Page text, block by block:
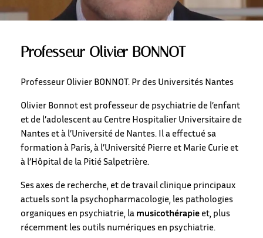
Professeur Olivier BONNOT
Professeur Olivier BONNOT. Pr des Universités Nantes
Olivier Bonnot est professeur de psychiatrie de l’enfant
et de l’adolescent au Centre Hospitalier Universitaire de
Nantes et à l’Université de Nantes. Il a effectué sa
formation à Paris, à l’Université Pierre et Marie Curie et
à l’Hôpital de la Pitié Salpetrière.
Ses axes de recherche, et de travail clinique principaux
actuels sont la psychopharmacologie, les pathologies
organiques en psychiatrie, la musicothérapie et, plus
récemment les outils numériques en psychiatrie.